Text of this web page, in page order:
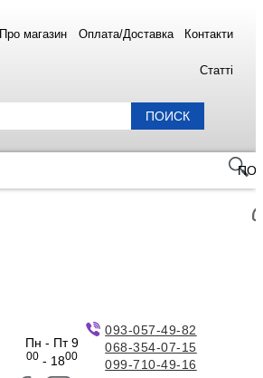
Про магазин Оплата/Доставка Контакти
Статті
ПОИСК
Пн - Пт 9
00- 1800
093-057-49-82
068-354-07-15
099-710-49-16